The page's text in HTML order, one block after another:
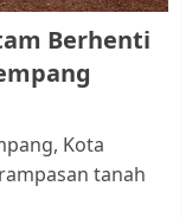
Penghubung
Masyarakat di
RW
Berhenti
Kota
tanah